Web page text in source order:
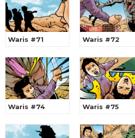
Waris #71 Waris #72
Waris #74 Waris #75